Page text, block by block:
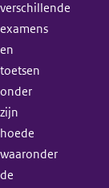
verschillende
examens
en
toetsen
onder
zijn
hoede
waaronder
de